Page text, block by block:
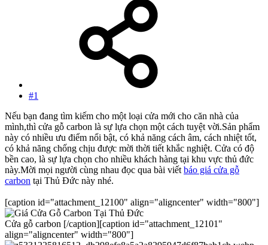
#1
Nếu bạn đang tìm kiếm cho một loại cửa mới cho căn nhà của
mình,thì cửa gỗ carbon là sự lựa chọn một cách tuyệt vời.Sản phẩm
này có nhiều ưu điểm nổi bật, có khả năng cách âm, cách nhiệt tốt,
có khả năng chống chịu được mời thời tiết khắc nghiệt. Cửa có độ
bền cao, là sự lựa chọn cho nhiều khách hàng tại khu vực thủ đức
này.Mời mọi người cùng nhau đọc qua bài viết báo giá cửa gỗ
carbon tại Thủ Đức này nhé.
[caption id="attachment_12100" align="aligncenter" width="800"]
Cửa gỗ carbon [/caption][caption id="attachment_12101"
align="aligncenter" width="800"]